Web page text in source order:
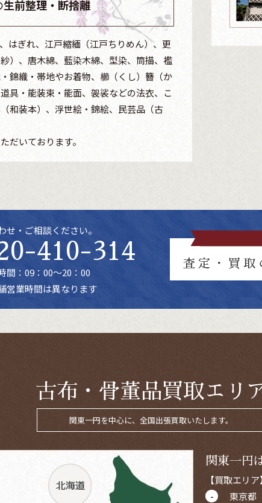
生前整理・断捨離
はぎれ、江戸縮緬（江戸ちりめん）、更
）、唐木綿、藍染木綿、型染、筒描、襤
錦織・帯地やお着物、櫛（くし）簪（か
具・能装束・能面、袈裟などの法衣、こ
和装本）、浮世絵・錦絵、民芸品（古
だいております。
せ・ご相談ください。
410-314
間：09：00～20：00
営業時間は異なります
査定・買取
古布・骨董品買取エリ
関東一円を中心に、全国出張買取いたします。
関東一円
【買取エリア】
東京都